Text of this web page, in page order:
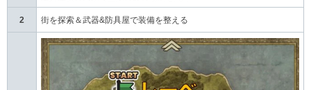
2 街を探索＆武器&防具屋で装備を整える